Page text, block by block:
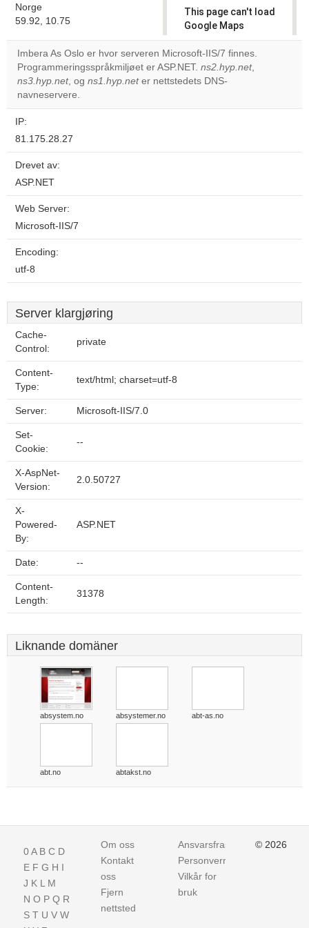
Norge
59.92, 10.75
This page can't load
Google Maps
correctly.
Do you
own this
Imbera As Oslo er hvor serveren Microsoft-IIS/7 finnes.
Programmeringsspråkmiljøet er ASP.NET. ns2.hyp.net,
ns3.hyp.net, og ns1.hyp.neter nettstedets DNS-
navneservere.
IP:
81.175.28.27
Drevet av:
ASP.NET
Web Server:
Microsoft-IIS/7
Encoding:
utf-8
Server klargjøring
Cache-
Control:
private
Content-
Type:
text/html; charset=utf-8
Server: Microsoft-IIS/7.0
Set-
Cookie:
--
X-AspNet-
Version:
2.0.50727
X-
Powered-
By:
ASP.NET
Date: --
Content-
Length:
31378
Liknande domäner
absystem.no absystemer.no abt-as.no
abt.no abtakst.no
0A B C D
E F G H I
J K L M
N O P Q R
S T U V W
Om oss
Kontakt
oss
Fjern
nettsted
Ansvarsfraskrivelse
Personvern
Vilkår for
bruk
© 2026